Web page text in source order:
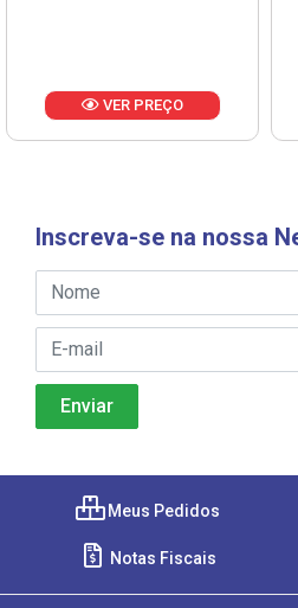
VER PREÇO
Inscreva-se na nossa
Meus Pedidos
Notas Fiscais